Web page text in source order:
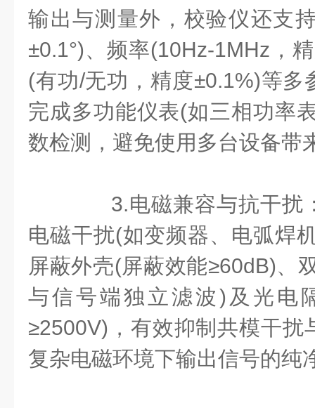
输出与测量外，校验仪还支
±0.1°)、频率(10Hz-1MHz，
(有功/无功，精度±0.1%)等多
完成多功能仪表(如三相功率
数检测，避免使用多台设备带
3.电磁兼容与抗干扰
电磁干扰(如变频器、电弧焊
屏蔽外壳(屏蔽效能≥60dB)、
与信号端独立滤波)及光电
≥2500V)，有效抑制共模干扰
复杂电磁环境下输出信号的纯